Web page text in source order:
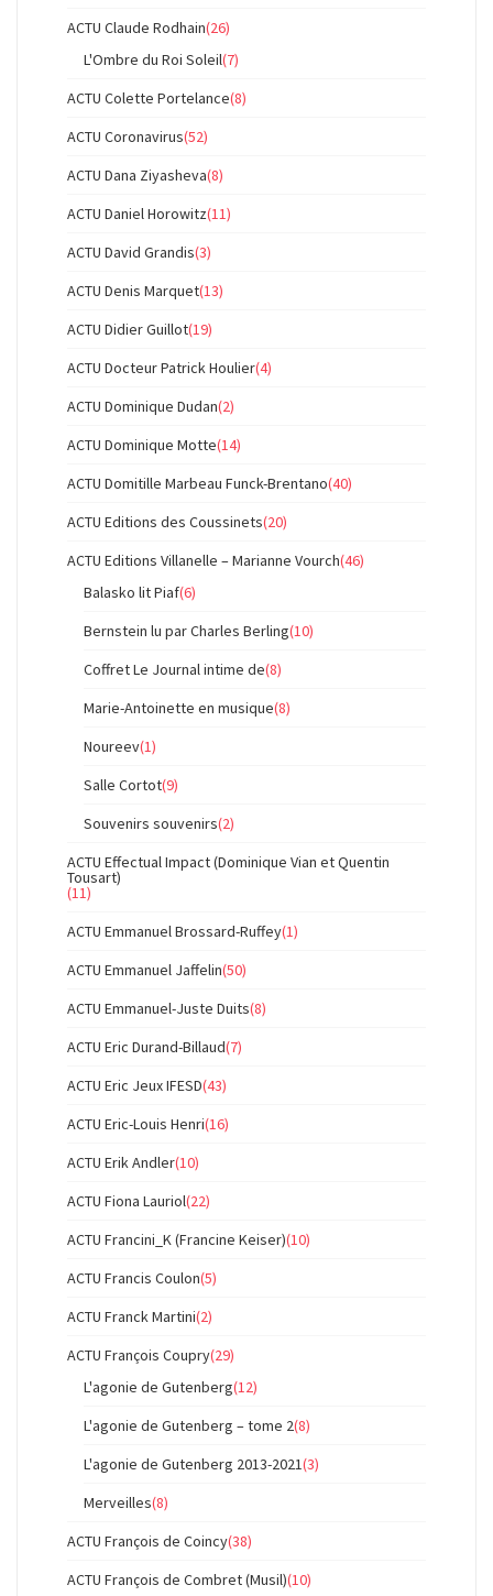
ACTU Claude Rodhain(26)
L'Ombre du Roi Soleil(7)
ACTU Colette Portelance(8)
ACTU Coronavirus(52)
ACTU Dana Ziyasheva(8)
ACTU Daniel Horowitz(11)
ACTU David Grandis(3)
ACTU Denis Marquet(13)
ACTU Didier Guillot(19)
ACTU Docteur Patrick Houlier(4)
ACTU Dominique Dudan(2)
ACTU Dominique Motte(14)
ACTU Domitille Marbeau Funck-Brentano(40)
ACTU Editions des Coussinets(20)
ACTU Editions Villanelle – Marianne Vourch(46)
Balasko lit Piaf(6)
Bernstein lu par Charles Berling(10)
Coffret Le Journal intime de(8)
Marie-Antoinette en musique(8)
Noureev(1)
Salle Cortot(9)
Souvenirs souvenirs(2)
ACTU Effectual Impact (Dominique Vian et Quentin
Tousart)
(11)
ACTU Emmanuel Brossard-Ruffey(1)
ACTU Emmanuel Jaffelin(50)
ACTU Emmanuel-Juste Duits(8)
ACTU Eric Durand-Billaud(7)
ACTU Eric Jeux IFESD(43)
ACTU Eric-Louis Henri(16)
ACTU Erik Andler(10)
ACTU Fiona Lauriol(22)
ACTU Francini_K (Francine Keiser)(10)
ACTU Francis Coulon(5)
ACTU Franck Martini(2)
ACTU François Coupry(29)
L'agonie de Gutenberg(12)
L'agonie de Gutenberg – tome 2(8)
L'agonie de Gutenberg 2013-2021(3)
Merveilles(8)
ACTU François de Coincy(38)
ACTU François de Combret (Musil)(10)